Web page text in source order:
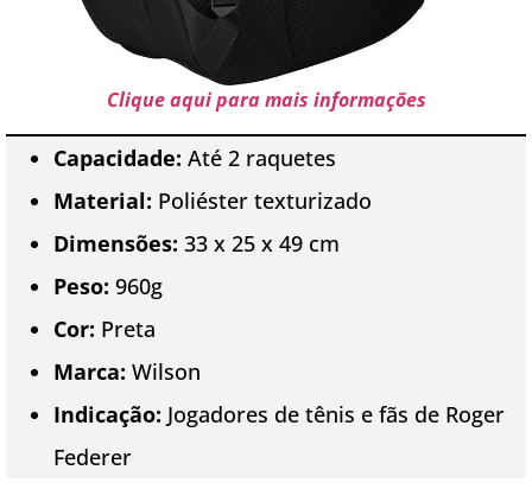
Clique aqui para mais informações
Capacidade: Até 2 raquetes
Material: Poliéster texturizado
Dimensões: 33 x 25 x 49 cm
Peso: 960g
Cor: Preta
Marca: Wilson
Indicação: Jogadores de tênis e fãs de Roger
Federer